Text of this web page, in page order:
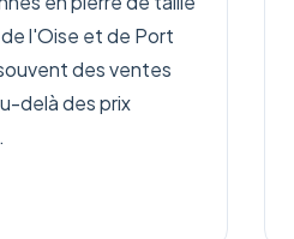
l'Oise et de Port
des ventes
delà des prix